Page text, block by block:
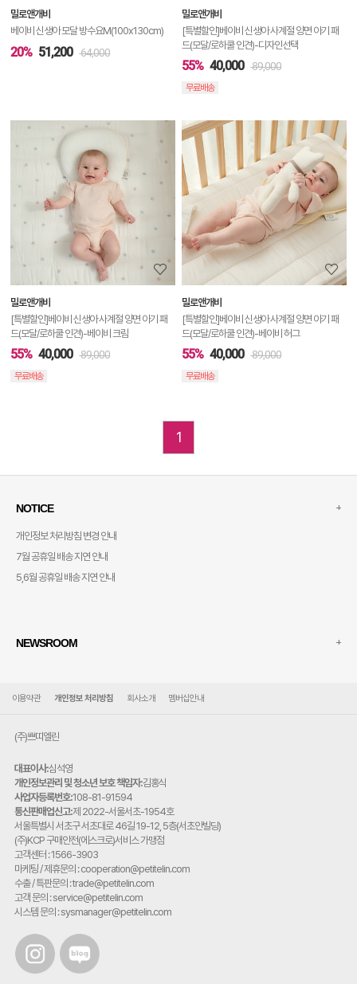
기
밀로앤개비
베이비 신생아 모달 방수요M(100x130cm)
20% 51,200 64,000
밀로앤개비
[특별할인]베이비 신생아 사계절 양면 아기 패
드(모달/로하쿨 인견)-디자인선택
55% 40,000 89,000
무료배송
상
품
상
정
보
보
기
밀로앤개비
[특별할인]베이비 신생아 사계절 양면 아기 패
드(모달/로하쿨 인견)-베이비 크림
55% 40,000 89,000
무료배송
밀로앤개비
[특별할인]베이비 신생아 사계절 양면 아기 패
드(모달/로하쿨 인견)-베이비 허그
55% 40,000 89,000
무료배송
1
NOTICE
개인정보 처리방침 변경 안내
7월 공휴일 배송 지연 안내
5,6월 공휴일 배송 지연 안내
+
NEWSROOM +
이용약관 개인정보 처리방침 회사소개 멤버십안내
(주)쁘띠엘린
대표이사:심석영
개인정보관리 및 청소년 보호 책임자:김홍식
사업자등록번호:108-81-91594
통신판매업신고:제 2022-서울서초-1954호
주
소:
서울특별시 서초구 서초대로 46길 19-12, 5층(서초안빌딩)
(주)KCP 구매안전(에스크로)서비스 가맹점
고객센터 : 1566-3903
마케팅 / 제휴문의 : cooperation@petitelin.com
수출 / 특판문의 : trade@petitelin.com
고객 문의 : service@petitelin.com
시스템 문의 : sysmanager@petitelin.com